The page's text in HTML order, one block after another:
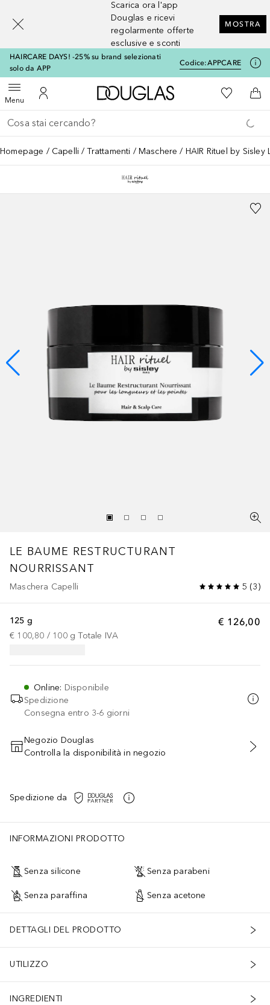
Scarica ora l'app
Douglas e ricevi
regolarmente offerte
esclusive e sconti
MOSTRA
HAIRCARE DAYS! -25% su brand selezionati
solo da APP
Codice:APPCARE
MenuApri menuAl Mio Account
A Douglas HomeAlla Mia
Al
Torna indietro
Esegui ricerca
Homepage Capelli Trattamenti Maschere HAIR Rituel by
LE BAUME RESTRUCTURANT
NOURRISSANT
Maschera Capelli 5 (3)
€ 126,00
125 g
€ 100,80 / 100 g Totale IVA
Online: Disponibile
Spedizione
Consegna entro 3-6 giorni
AGGIUNGI AL CARRELLO
Negozio Douglas
Controlla la disponibilità in negozio
Spedizione da
INFORMAZIONI PRODOTTO
Senza silicone Senza parabeni
Senza paraffina Senza acetone
DETTAGLI DEL PRODOTTO
UTILIZZO
INGREDIENTI
[navigation.slideout.screenreader]